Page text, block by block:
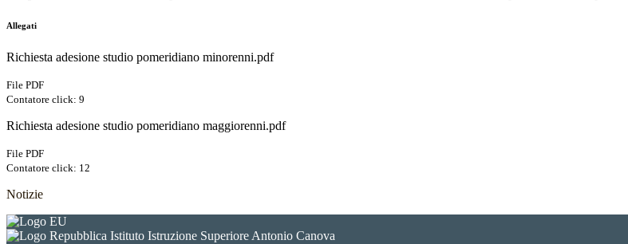
Allegati
Richiesta adesione studio pomeridiano minorenni.pdf
File PDF
Contatore click: 9
Richiesta adesione studio pomeridiano maggiorenni.pdf
File PDF
Contatore click: 12
Notizie
Istituto Istruzione Superiore Antonio Canova